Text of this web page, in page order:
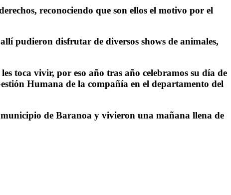
reconociendo que son ellos el motivo por el
pudieron disfrutar de diversos shows de animales,
toca vivir, por eso año tras año celebramos su día de
Humana de la compañía en el departamento del
de Baranoa y vivieron una mañana llena de